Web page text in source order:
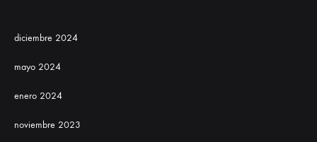
diciembre 2024
mayo 2024
enero 2024
noviembre 2023